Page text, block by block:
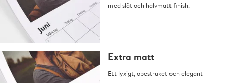
med slät och halvmatt finish.
Extra matt
Ett lyxigt, obestruket och elegant